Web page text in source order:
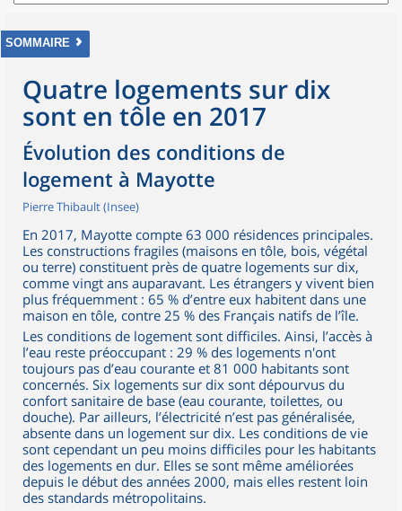
SOMMAIRE
Quatre logements sur dix
sont en tôle en 2017
Évolution des conditions de
logement à Mayotte
Pierre Thibault (Insee)
En 2017, Mayotte compte 63 000 résidences principales.
Les constructions fragiles (maisons en tôle, bois, végétal
ou terre) constituent près de quatre logements sur dix,
comme vingt ans auparavant. Les étrangers y vivent bien
plus fréquemment : 65 % d’entre eux habitent dans une
maison en tôle, contre 25 % des Français natifs de l’île.
Les conditions de logement sont difficiles. Ainsi, l’accès à
l’eau reste préoccupant : 29 % des logements n'ont
toujours pas d’eau courante et 81 000 habitants sont
concernés. Six logements sur dix sont dépourvus du
confort sanitaire de base (eau courante, toilettes, ou
douche). Par ailleurs, l’électricité n’est pas généralisée,
absente dans un logement sur dix. Les conditions de vie
sont cependant un peu moins difficiles pour les habitants
des logements en dur. Elles se sont même améliorées
depuis le début des années 2000, mais elles restent loin
des standards métropolitains.